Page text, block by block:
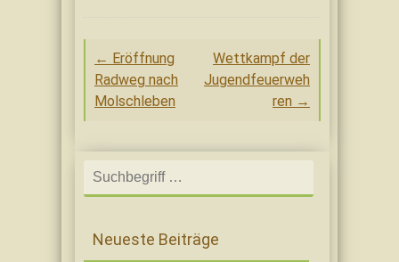
Post
navigation
← Eröffnung
Radweg nach
Molschleben
Wettkampf der
Jugendfeuerweh
ren →
Search
for:
Neueste Beiträge